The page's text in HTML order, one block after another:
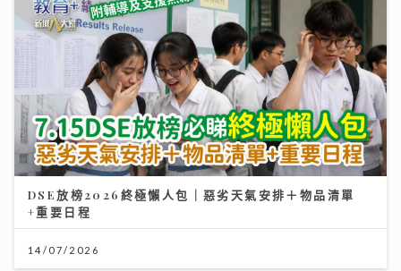
DSE放榜2026終極懶人包｜惡劣天氣安排＋物品清單
+重要日程
14/07/2026